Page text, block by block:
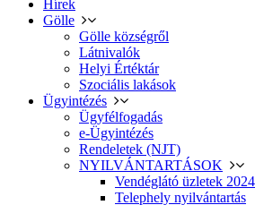
Hírek
Gölle
Gölle községről
Látnivalók
Helyi Értéktár
Szociális lakások
Ügyintézés
Ügyfélfogadás
e-Ügyintézés
Rendeletek (NJT)
NYILVÁNTARTÁSOK
Vendéglátó üzletek
Telephely nyilvántartás